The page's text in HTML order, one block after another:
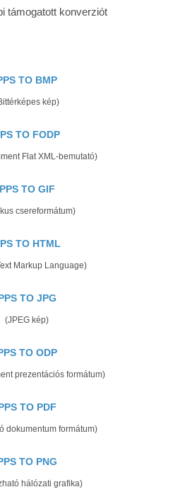
támogatott konverziót
TO BMP
kép)
TO FODP
Flat XML-bemutató)
PPS TO GIF
csereformátum)
TO HTML
Markup Language)
TO JPG
(JPEG kép)
TO ODP
prezentációs formátum)
TO PDF
dokumentum formátum)
TO PNG
hálózati grafika)